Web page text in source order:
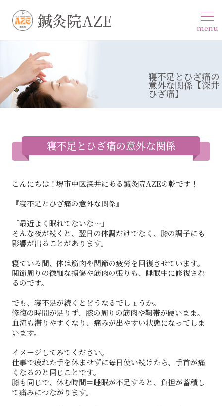
鍼灸院AZE menu
寝不足とひざ痛の
意外な関係【深井
ひざ痛】
寝不足とひざ痛の意外な関係
こんにちは！堺市中区深井にある鍼灸院AZEの乾です！
『寝不足とひざ痛の意外な関係』
「最近よく眠れてないな…」
そんな夜が続くと、翌日の体調だけでなく、膝の調子にも
影響が出ることがあります。
寝ている間、体は筋肉や関節の疲労を回復させています。
関節周りの微細な損傷や筋肉の張りも、睡眠中に修復され
るのです。
でも、寝不足が続くとどうなるでしょうか。
修復の時間が足りず、膝の周りの筋肉や靭帯が硬いまま。
血流も滞りやすくなり、痛みが出やすい状態になってしま
います。
イメージしてみてください。
仕事で疲れた手を休ませずに毎日使い続けたら、手首が痛
くなるのと同じことです。
膝も同じで、休む時間＝睡眠が不足すると、負担が蓄積し
て痛みにつながります。